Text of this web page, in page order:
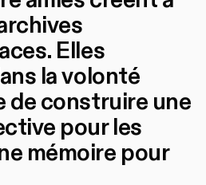
Elles
la volonté
de construire une
pour les
mémoire pour